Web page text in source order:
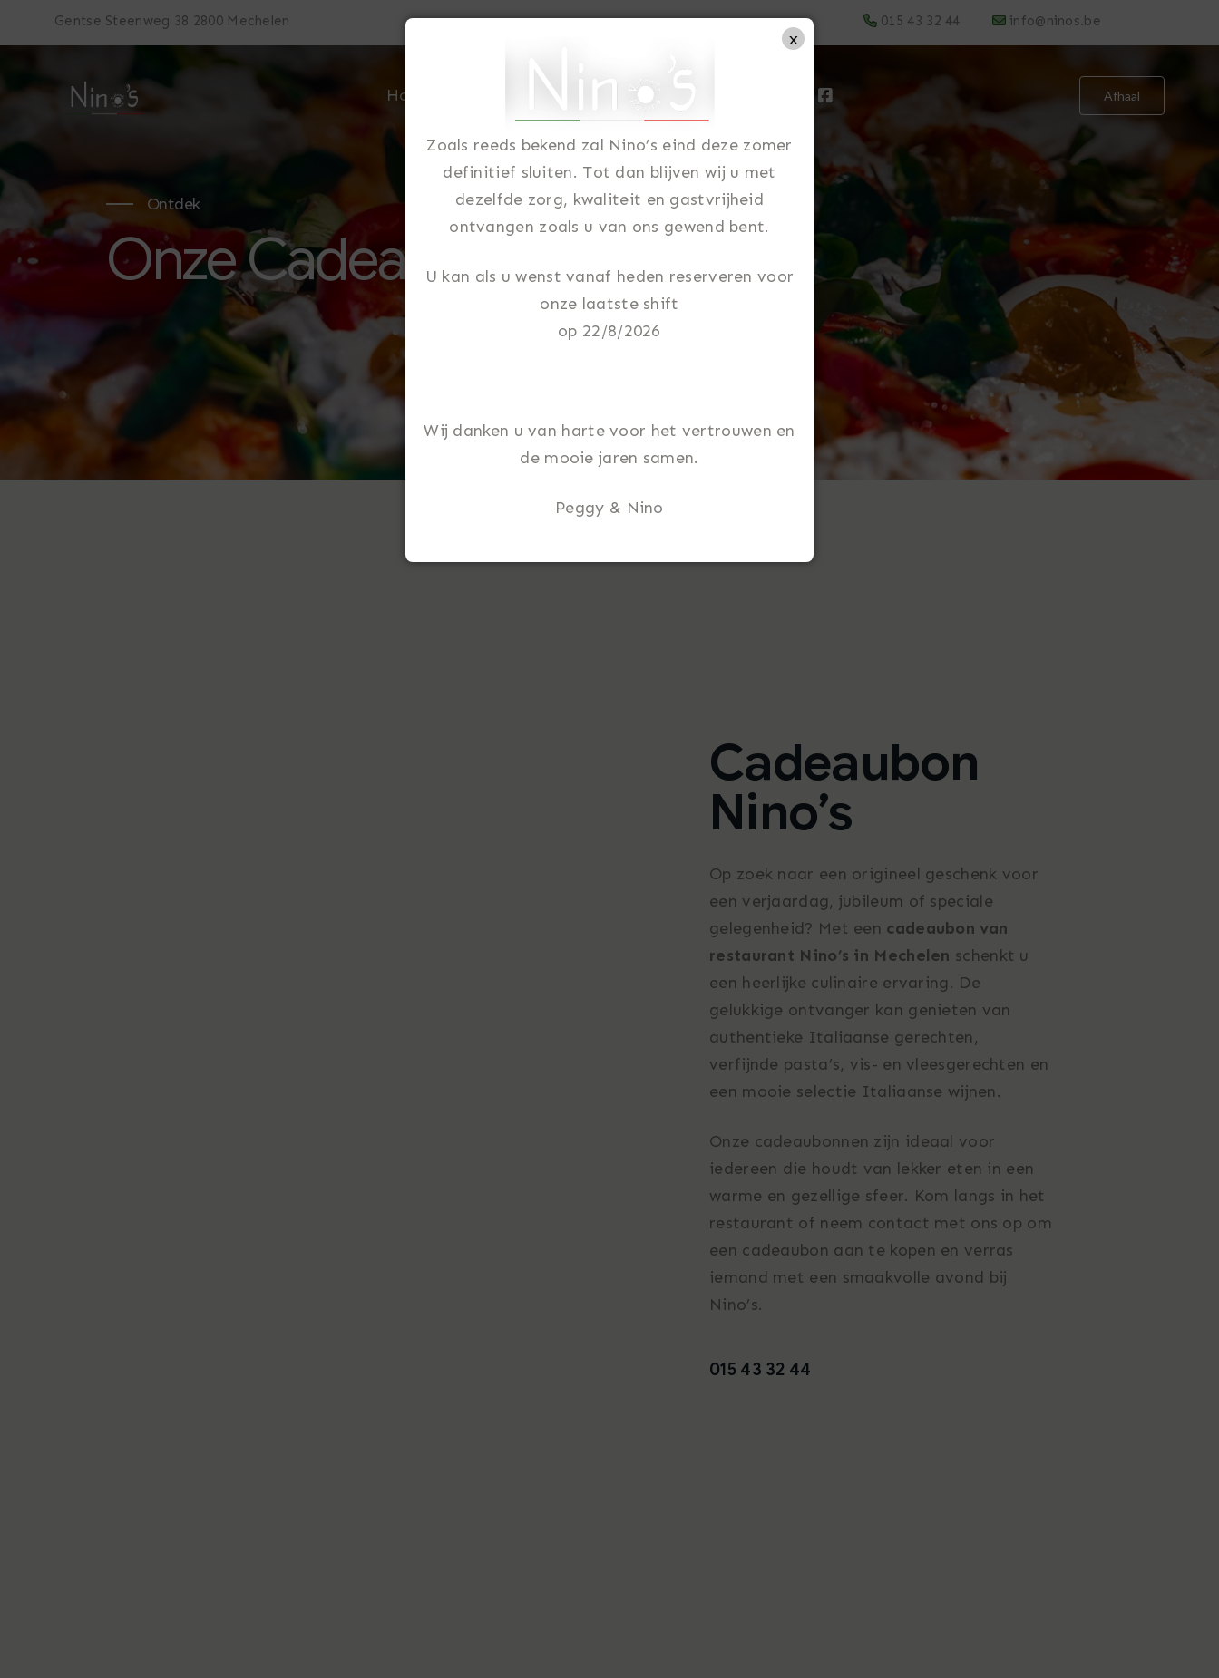
Gentse Steenweg 38 2800 Mechelen 015 43 32 44 info@ninos.be
Home Menu In beeld FAQ Afhaal
Ontdek
Onze Cadeaubonnen
Cadeaubon
Nino’s
Op zoek naar een origineel geschenk voor
een verjaardag, jubileum of speciale
gelegenheid? Met een cadeaubon van
restaurant Nino’s in Mechelen schenkt u
een heerlijke culinaire ervaring. De
gelukkige ontvanger kan genieten van
authentieke Italiaanse gerechten,
verfijnde pasta’s, vis- en vleesgerechten en
een mooie selectie Italiaanse wijnen.
Onze cadeaubonnen zijn ideaal voor
iedereen die houdt van lekker eten in een
warme en gezellige sfeer. Kom langs in het
restaurant of neem contact met ons op om
een cadeaubon aan te kopen en verras
iemand met een smaakvolle avond bij
Nino’s.
015 43 32 44
Zoals reeds bekend zal Nino’s eind deze zomer
definitief sluiten. Tot dan blijven wij u met
dezelfde zorg, kwaliteit en gastvrijheid
ontvangen zoals u van ons gewend bent.
U kan als u wenst vanaf heden reserveren voor
onze laatste shift
op 22/8/2026
Wij danken u van harte voor het vertrouwen en
de mooie jaren samen.
Peggy & Nino
x